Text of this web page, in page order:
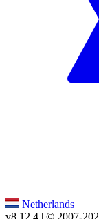
Netherlands